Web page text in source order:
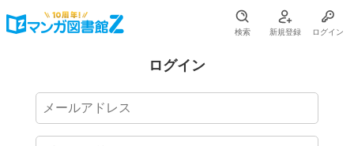
検索 新規登録 ログイン
ログイン